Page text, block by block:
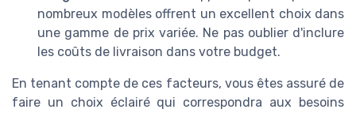
nombreux modèles offrent un excellent choix dans
une gamme de prix variée. Ne pas oublier d'inclure
les coûts de livraison dans votre budget.
En tenant compte de ces facteurs, vous êtes assuré de
faire un choix éclairé qui correspondra aux besoins